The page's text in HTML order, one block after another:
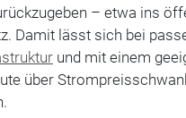
– etwa ins
Damit lässt sich bei
und mit einem
über